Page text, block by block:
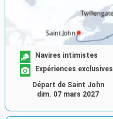
Navires intimistes
Expériences exclusives
Départ de Saint John
dim. 07 mars 2027